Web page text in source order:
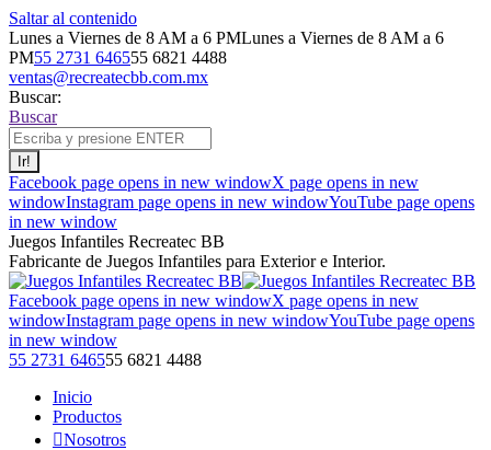
Saltar al contenido
Lunes a Viernes de 8 AM a 6 PMLunes a Viernes de 8 AM a 6
PM55 2731 646555 6821 4488
ventas@recreatecbb.com.mx
Buscar:
Buscar
Facebook page opens in new windowX page opens in new
windowInstagram page opens in new windowYouTube page opens
in new window
Juegos Infantiles Recreatec BB
Fabricante de Juegos Infantiles para Exterior e Interior.
Facebook page opens in new windowX page opens in new
windowInstagram page opens in new windowYouTube page opens
in new window
55 2731 646555 6821 4488
Inicio
Productos
Nosotros